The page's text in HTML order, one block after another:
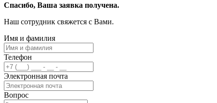
Спасибо, Ваша заявка получена.
Наш сотрудник свяжется с Вами.
Имя и фамилия
Телефон
Электронная почта
Вопрос